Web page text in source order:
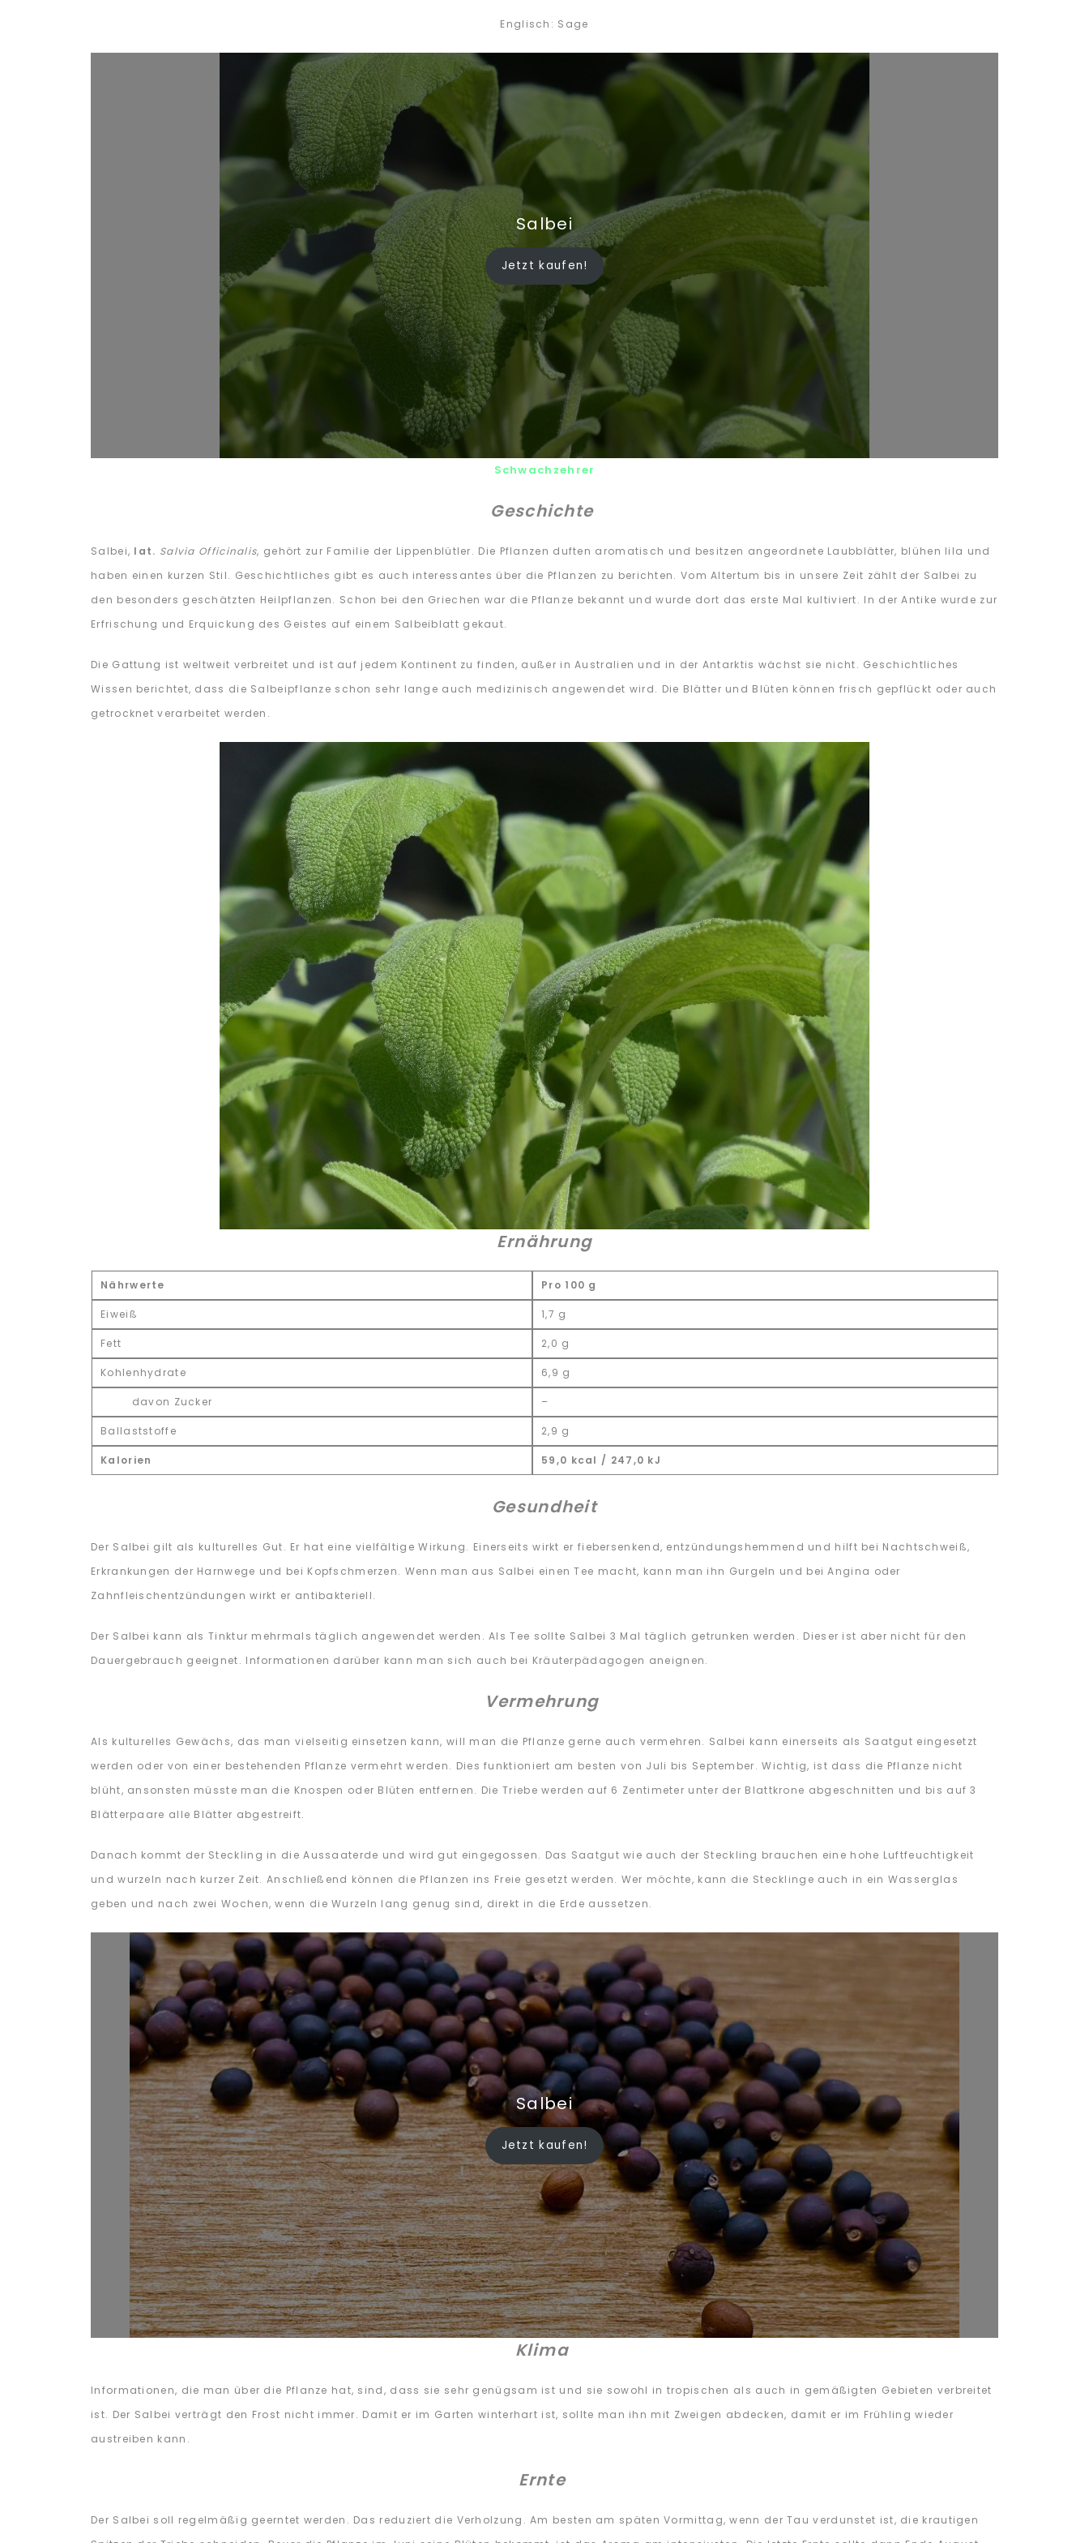
Englisch: Sage
Salbei
Jetzt kaufen!
Schwachzehrer
Geschichte
Salbei, lat. Salvia Officinalis, gehört zur Familie der Lippenblütler. Die Pflanzen duften aromatisch und besitzen angeordnete Laubblätter, blühen lila und
haben einen kurzen Stil. Geschichtliches gibt es auch interessantes über die Pflanzen zu berichten. Vom Altertum bis in unsere Zeit zählt der Salbei zu
den besonders geschätzten Heilpflanzen. Schon bei den Griechen war die Pflanze bekannt und wurde dort das erste Mal kultiviert. In der Antike wurde zur
Erfrischung und Erquickung des Geistes auf einem Salbeiblatt gekaut.
Die Gattung ist weltweit verbreitet und ist auf jedem Kontinent zu finden, außer in Australien und in der Antarktis wächst sie nicht. Geschichtliches
Wissen berichtet, dass die Salbeipflanze schon sehr lange auch medizinisch angewendet wird. Die Blätter und Blüten können frisch gepflückt oder auch
getrocknet verarbeitet werden.
Ernährung
Nährwerte Pro 100 g
Eiweiß 1,7 g
Fett 2,0 g
Kohlenhydrate 6,9 g
davon Zucker –
Ballaststoffe 2,9 g
Kalorien 59,0 kcal / 247,0 kJ
Gesundheit
Der Salbei gilt als kulturelles Gut. Er hat eine vielfältige Wirkung. Einerseits wirkt er fiebersenkend, entzündungshemmend und hilft bei Nachtschweiß,
Erkrankungen der Harnwege und bei Kopfschmerzen. Wenn man aus Salbei einen Tee macht, kann man ihn Gurgeln und bei Angina oder
Zahnfleischentzündungen wirkt er antibakteriell.
Der Salbei kann als Tinktur mehrmals täglich angewendet werden. Als Tee sollte Salbei 3 Mal täglich getrunken werden. Dieser ist aber nicht für den
Dauergebrauch geeignet. Informationen darüber kann man sich auch bei Kräuterpädagogen aneignen.
Vermehrung
Als kulturelles Gewächs, das man vielseitig einsetzen kann, will man die Pflanze gerne auch vermehren. Salbei kann einerseits als Saatgut eingesetzt
werden oder von einer bestehenden Pflanze vermehrt werden. Dies funktioniert am besten von Juli bis September. Wichtig, ist dass die Pflanze nicht
blüht, ansonsten müsste man die Knospen oder Blüten entfernen. Die Triebe werden auf 6 Zentimeter unter der Blattkrone abgeschnitten und bis auf 3
Blätterpaare alle Blätter abgestreift.
Danach kommt der Steckling in die Aussaaterde und wird gut eingegossen. Das Saatgut wie auch der Steckling brauchen eine hohe Luftfeuchtigkeit
und wurzeln nach kurzer Zeit. Anschließend können die Pflanzen ins Freie gesetzt werden. Wer möchte, kann die Stecklinge auch in ein Wasserglas
geben und nach zwei Wochen, wenn die Wurzeln lang genug sind, direkt in die Erde aussetzen.
Salbei
Jetzt kaufen!
Klima
Informationen, die man über die Pflanze hat, sind, dass sie sehr genügsam ist und sie sowohl in tropischen als auch in gemäßigten Gebieten verbreitet
ist. Der Salbei verträgt den Frost nicht immer. Damit er im Garten winterhart ist, sollte man ihn mit Zweigen abdecken, damit er im Frühling wieder
austreiben kann.
Ernte
Der Salbei soll regelmäßig geerntet werden. Das reduziert die Verholzung. Am besten am späten Vormittag, wenn der Tau verdunstet ist, die krautigen